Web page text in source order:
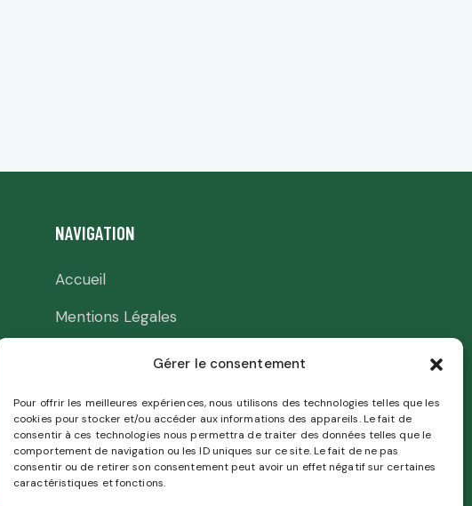
Gérer le consentement
Pour offrir les meilleures expériences, nous utilisons des technologies telles que les
cookies pour stocker et/ou accéder aux informations des appareils. Le fait de
consentir à ces technologies nous permettra de traiter des données telles que le
comportement de navigation ou les ID uniques sur ce site. Le fait de ne pas
consentir ou de retirer son consentement peut avoir un effet négatif sur certaines
caractéristiques et fonctions.
NAVIGATION
Accueil
Mentions Légales
Politique de confidentialité
Recrutement